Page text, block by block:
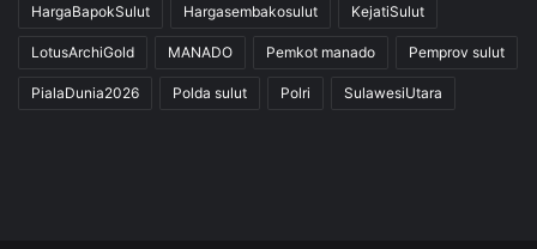
HargaBapokSulut Hargasembakosulut KejatiSulut
LotusArchiGold MANADO Pemkot manado Pemprov sulut
PialaDunia2026 Polda sulut Polri SulawesiUtara